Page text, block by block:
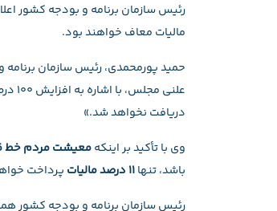
رئیس سازمان برنامه و بودجه کشور اعلام کرد در سال
مالیات معاف خواهند بود.
دریافت نخواهد شد.»
وی با تأکید بر اینکهمعیشت مردم خط
باشد، تنها۱۱ درصد مالیات
پرداخت
رئیس سازمان برنامه و بودجه کشور